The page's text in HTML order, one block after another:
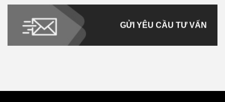
GỬI YÊU CẦU TƯ VẤN